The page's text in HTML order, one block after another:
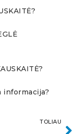
informacija?
TOLIAU